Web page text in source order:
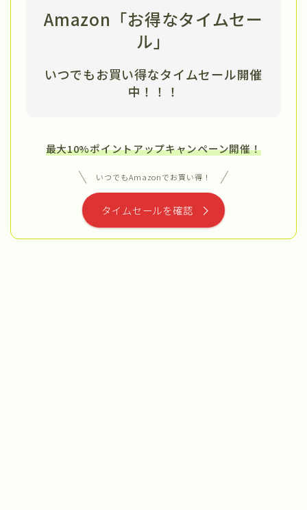
Amazon「お得なタイムセー
ル」
いつでもお買い得なタイムセール開催
中 ！！！
最大10%ポイントアップキャンペーン開催！
いつでもAmazonでお買い得！
タイムセールを確認